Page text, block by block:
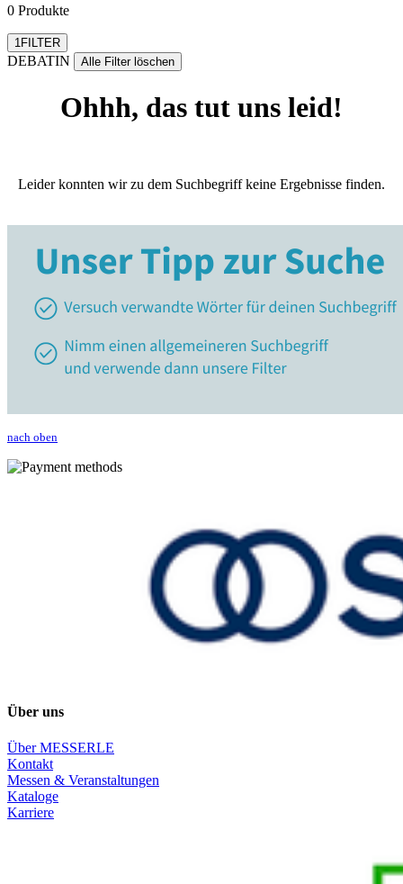
mehr anzeigen
0 Produkte
1FILTER
DEBATIN Alle Filter löschen
Ohhh, das tut uns leid!
Leider konnten wir zu dem Suchbegriff keine Ergebnisse finden.
nach oben
Über uns
Über MESSERLE
Kontakt
Messen & Veranstaltungen
Kataloge
Karriere